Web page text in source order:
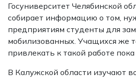
Госуниверситет Челябинской
собирает информацию о том,
предприятиям студенты для
мобилизованных. Учащихся же
привлекать к такой работе
В Калужской области изучают